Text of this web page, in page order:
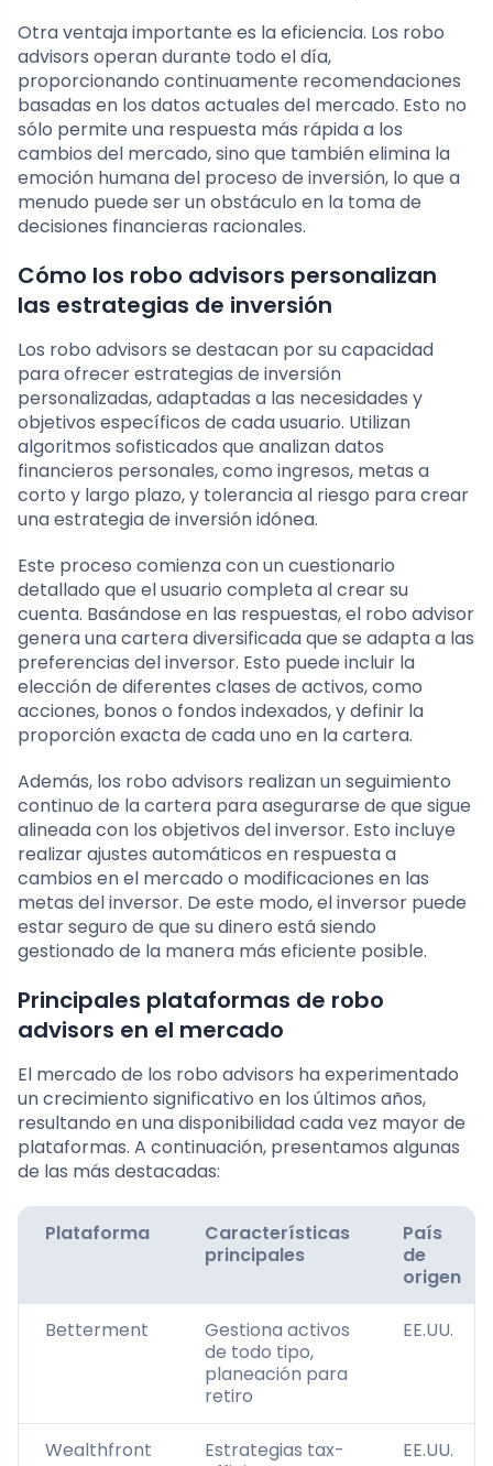
Otra ventaja importante es la eficiencia. Los robo
advisors operan durante todo el día,
proporcionando continuamente recomendaciones
basadas en los datos actuales del mercado. Esto no
sólo permite una respuesta más rápida a los
cambios del mercado, sino que también elimina la
emoción humana del proceso de inversión, lo que a
menudo puede ser un obstáculo en la toma de
decisiones financieras racionales.
Cómo los robo advisors personalizan
las estrategias de inversión
Los robo advisors se destacan por su capacidad
para ofrecer estrategias de inversión
personalizadas, adaptadas a las necesidades y
objetivos específicos de cada usuario. Utilizan
algoritmos sofisticados que analizan datos
financieros personales, como ingresos, metas a
corto y largo plazo, y tolerancia al riesgo para crear
una estrategia de inversión idónea.
Este proceso comienza con un cuestionario
detallado que el usuario completa al crear su
cuenta. Basándose en las respuestas, el robo advisor
genera una cartera diversificada que se adapta a las
preferencias del inversor. Esto puede incluir la
elección de diferentes clases de activos, como
acciones, bonos o fondos indexados, y definir la
proporción exacta de cada uno en la cartera.
Además, los robo advisors realizan un seguimiento
continuo de la cartera para asegurarse de que sigue
alineada con los objetivos del inversor. Esto incluye
realizar ajustes automáticos en respuesta a
cambios en el mercado o modificaciones en las
metas del inversor. De este modo, el inversor puede
estar seguro de que su dinero está siendo
gestionado de la manera más eficiente posible.
Principales plataformas de robo
advisors en el mercado
El mercado de los robo advisors ha experimentado
un crecimiento significativo en los últimos años,
resultando en una disponibilidad cada vez mayor de
plataformas. A continuación, presentamos algunas
de las más destacadas:
Plataforma
Características
principales
País
de
origen
Betterment
Gestiona activos
de todo tipo,
planeación para
retiro
EE.UU.
Wealthfront
Estrategias tax-
EE.UU.